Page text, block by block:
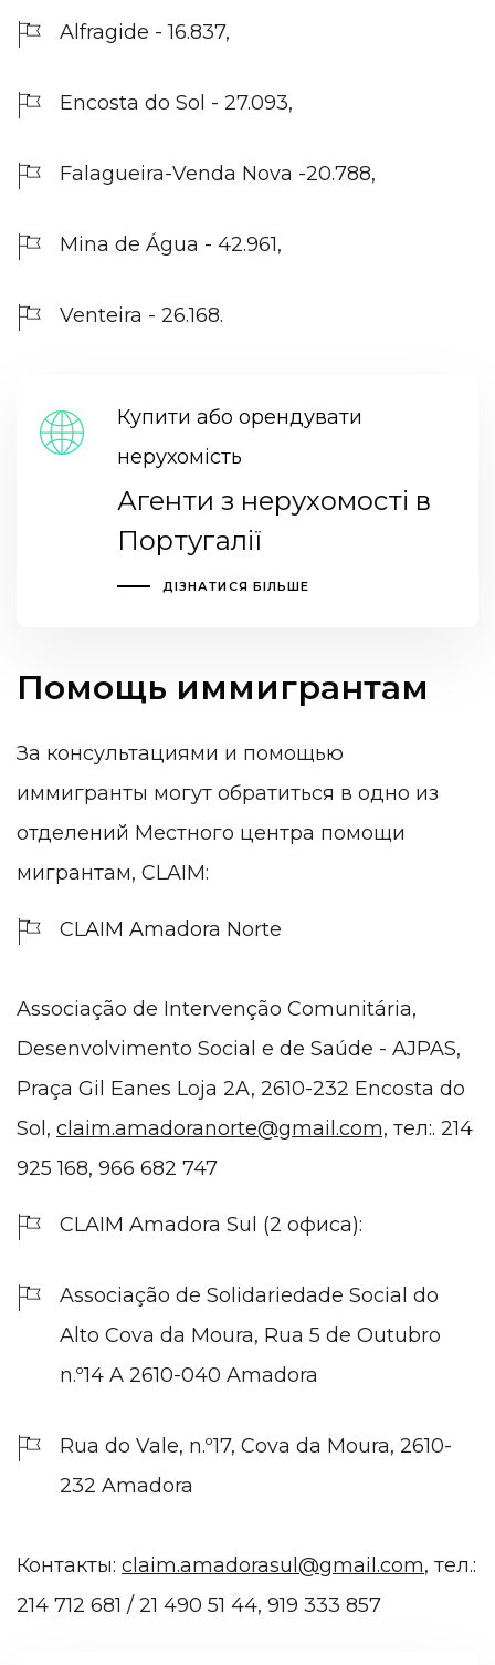
Alfragide - 16.837,
Encosta do Sol - 27.093,
Falagueira-Venda Nova -20.788,
Mina de Água - 42.961,
Venteira - 26.168.
Купити або орендувати
нерухомість
Агенти з нерухомості в
Португалії
ДІЗНАТИСЯ БІЛЬШЕ
Помощь иммигрантам
За консультациями и помощью
иммигранты могут обратиться в одно из
отделений Местного центра помощи
мигрантам, CLAIM:
CLAIM Amadora Norte
Associação de Intervenção Comunitária,
Desenvolvimento Social e de Saúde - AJPAS,
Praça Gil Eanes Loja 2A, 2610-232 Encosta do
Sol, claim.amadoranorte@gmail.com, тел:. 214
925 168, 966 682 747
CLAIM Amadora Sul (2 офиса):
Associação de Solidariedade Social do
Alto Cova da Moura, Rua 5 de Outubro
n.º14 A 2610-040 Amadora
Rua do Vale, n.º17, Cova da Moura, 2610-
232 Amadora
Контакты: claim.amadorasul@gmail.com, тел.:
214 712 681 / 21 490 51 44, 919 333 857